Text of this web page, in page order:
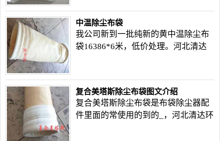
中温除尘布袋
我公司新到一批纯新的黄中温除尘布
袋16386*6米，低价处理。河北清达
为您提供的除尘布袋没有丝毫的差
异，布袋口不大，不小，刚合适！
复合美塔斯除尘布袋图文介绍
复合美塔斯除尘布袋是布袋除尘器配
件里面的常使用的到的_，河北清达环